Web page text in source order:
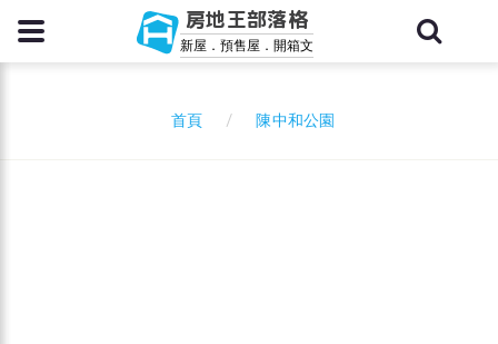
房地王部落格
新屋．預售屋．開箱文
首頁 陳中和公園